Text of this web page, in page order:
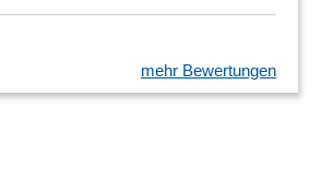
mehr Bewertungen